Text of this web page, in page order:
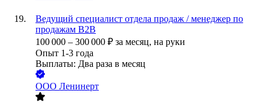
Ведущий специалист отдела продаж / менеджер по
продажам B2B
100 000 – 300 000 ₽ за месяц, на руки
Опыт 1-3 года
Выплаты: Два раза в месяц
ООО Ленинерт